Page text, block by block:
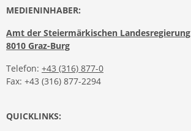
MEDIENINHABER:
Amt der Steiermärkischen Landesregierung
8010 Graz-Burg
Telefon: +43 (316) 877-0
Fax: +43 (316) 877-2294
QUICKLINKS: